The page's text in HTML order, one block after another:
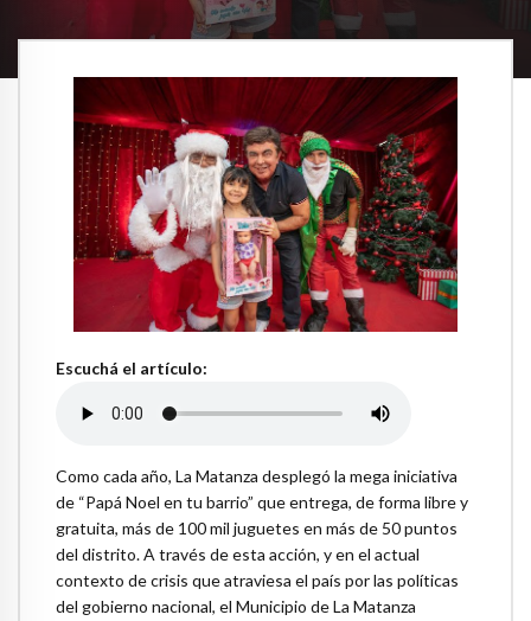
Escuchá el artículo:
Como cada año, La Matanza desplegó la mega iniciativa
de “Papá Noel en tu barrio” que entrega, de forma libre y
gratuita, más de 100 mil juguetes en más de 50 puntos
del distrito. A través de esta acción, y en el actual
contexto de crisis que atraviesa el país por las políticas
del gobierno nacional, el Municipio de La Matanza